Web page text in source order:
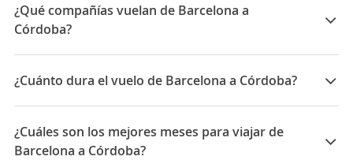
¿Qué compañías vuelan de Barcelona a
Córdoba?
Las compañías que vuelan de Barcelona a Córdoba
son: LATAM Airlines, Air Europa, TAP Portugal, KLM
¿Cuánto dura el vuelo de Barcelona a Córdoba?
La duración media para viajar entre Barcelona y
Córdoba es 25:05
¿Cuáles son los mejores meses para viajar de
Barcelona a Córdoba?